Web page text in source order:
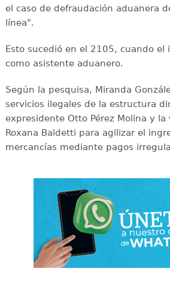
el caso de defraudación aduanera
línea".
Esto sucedió en el 2105, cuando el
como asistente aduanero.
Según la pesquisa, Miranda
servicios ilegales de la estructura
expresidente Otto Pérez Molina y
Roxana Baldetti para agilizar el
mercancías mediante pagos